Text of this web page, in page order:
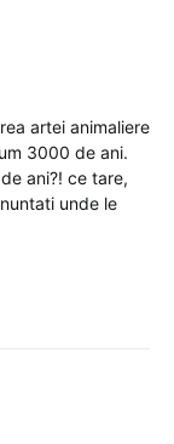
artei animaliere
3000 de ani.
ani?! ce tare,
unde le